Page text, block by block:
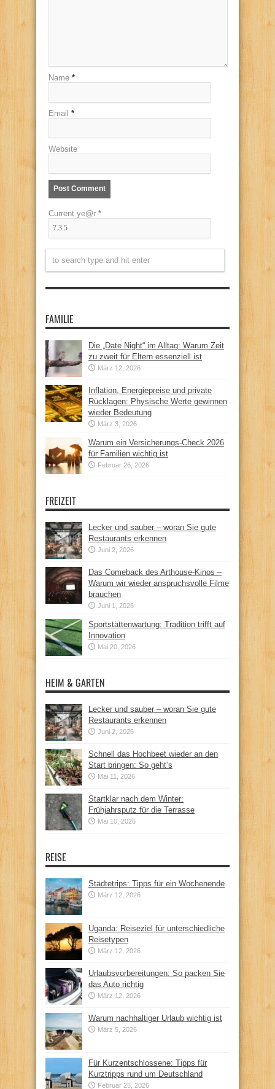
Name *
Email *
Website
Current ye@r *
FAMILIE
Die „Date Night“ im Alltag: Warum Zeit
zu zweit für Eltern essenziell ist
März 12, 2026
Inflation, Energiepreise und private
Rücklagen: Physische Werte gewinnen
wieder Bedeutung
März 3, 2026
Warum ein Versicherungs-Check 2026
für Familien wichtig ist
Februar 26, 2026
FREIZEIT
Lecker und sauber – woran Sie gute
Restaurants erkennen
Juni 2, 2026
Das Comeback des Arthouse-Kinos –
Warum wir wieder anspruchsvolle Filme
brauchen
Juni 1, 2026
Sportstättenwartung: Tradition trifft auf
Innovation
Mai 20, 2026
HEIM & GARTEN
Lecker und sauber – woran Sie gute
Restaurants erkennen
Juni 2, 2026
Schnell das Hochbeet wieder an den
Start bringen: So geht’s
Mai 11, 2026
Startklar nach dem Winter:
Frühjahrsputz für die Terrasse
Mai 10, 2026
REISE
Städtetrips: Tipps für ein Wochenende
März 12, 2026
Uganda: Reiseziel für unterschiedliche
Reisetypen
März 12, 2026
Urlaubsvorbereitungen: So packen Sie
das Auto richtig
März 12, 2026
Warum nachhaltiger Urlaub wichtig ist
März 5, 2026
Für Kurzentschlossene: Tipps für
Kurztripps rund um Deutschland
Februar 25, 2026